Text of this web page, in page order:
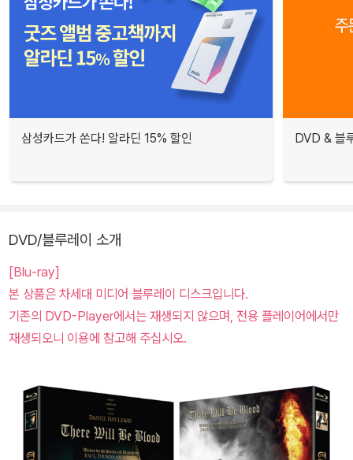
삼성카드가 쏜다! 알라딘 15% 할인 DVD & 블
DVD/블루레이 소개
[Blu-ray]
본 상품은 차세대 미디어 블루레이 디스크입니다.
기존의 DVD-Player에서는 재생되지 않으며, 전용 플레이어에서만
재생되오니 이용에 참고해 주십시오.